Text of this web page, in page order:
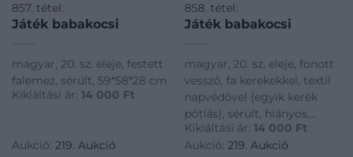
857. tétel:
Játék babakocsi
magyar, 20. sz. eleje, festett
falemez, sérült, 59*58*28 cm
Kikiáltási ár: 14 000 Ft
Aukció: 219. Aukció
858. tétel:
Játék babakocsi
magyar, 20. sz. eleje, fonott
vessző, fa kerekekkel, textil
napvédővel (egyik kerék
pótlás), sérült, hiányos,
63*68*27,5 cm
Kikiáltási ár: 14 000 Ft
Aukció: 219. Aukció